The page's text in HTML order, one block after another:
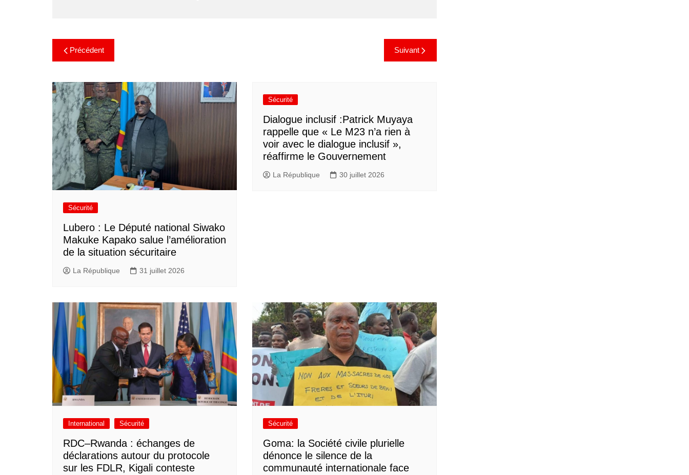
Précédent Suivant
Sécurité
Lubero : Le Député national Siwako
Makuke Kapako salue l’amélioration
de la situation sécuritaire
La République 31 juillet 2026
Sécurité
Dialogue inclusif :Patrick Muyaya
rappelle que « Le M23 n’a rien à
voir avec le dialogue inclusif »,
réaffirme le Gouvernement
La République 30 juillet 2026
International Sécurité
RDC–Rwanda : échanges de
déclarations autour du protocole
sur les FDLR, Kigali conteste
Sécurité
Goma: la Société civile plurielle
dénonce le silence de la
communauté internationale face